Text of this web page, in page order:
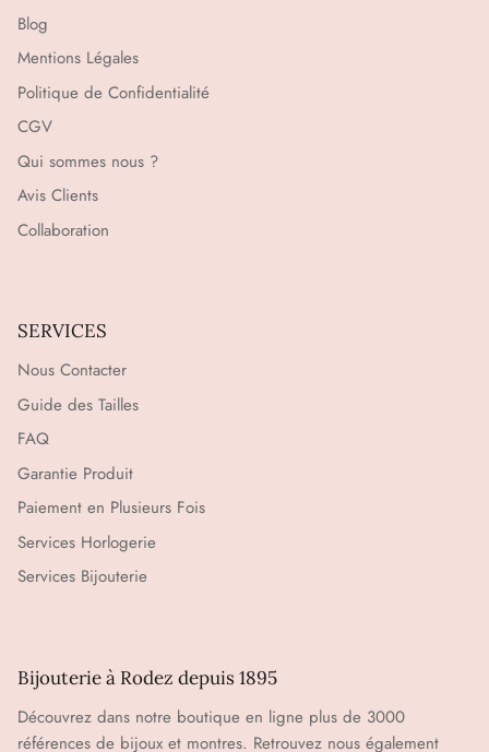
Blog
Mentions Légales
Politique de Confidentialité
CGV
Qui sommes nous ?
Avis Clients
Collaboration
SERVICES
Nous Contacter
Guide des Tailles
FAQ
Garantie Produit
Paiement en Plusieurs Fois
Services Horlogerie
Services Bijouterie
Bijouterie à Rodez depuis 1895
Découvrez dans notre boutique en ligne plus de 3000
références de bijoux et montres. Retrouvez nous également